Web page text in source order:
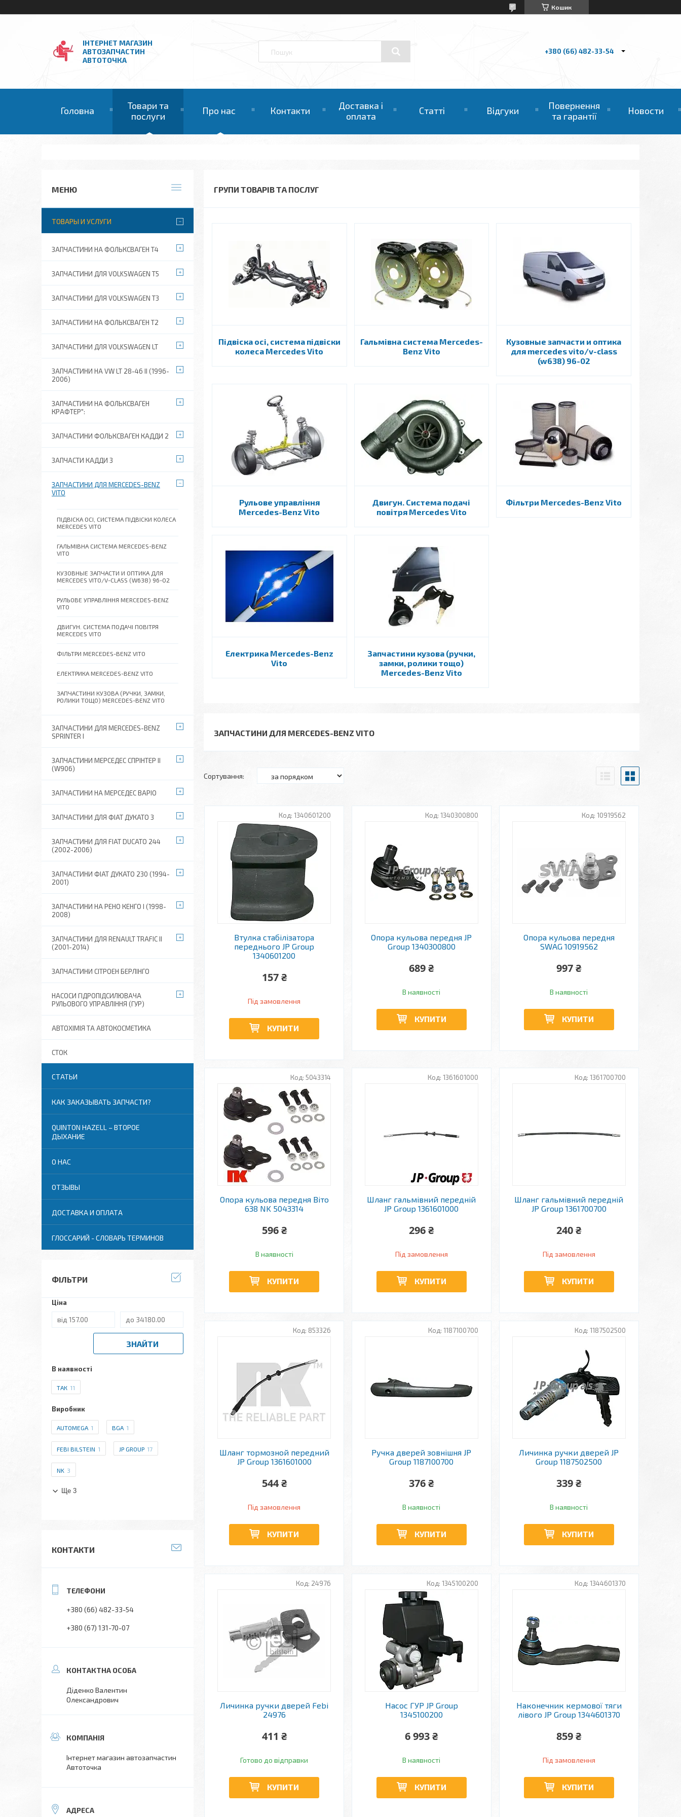
Кошик
ІНТЕРНЕТ МАГАЗИН
АВТОЗАПЧАСТИН
АВТОТОЧКА
+380 (66) 482-33-54
Головна
Товари та
послуги
Про нас Контакти
Доставка і
оплата
Статті Відгуки
Повернення
та гарантії
Новости
ГРУПИ ТОВАРІВ ТА ПОСЛУГ
Підвіска осі, система підвіски
колеса Mercedes Vito
Гальмівна система Mercedes-
Benz Vito
Кузовные запчасти и оптика
для mercedes vito/v-class
(w638) 96-02
Рульове управління
Mercedes-Benz Vito
Двигун. Система подачі
повітря Mercedes Vito
Фільтри Mercedes-Benz Vito
Електрика Mercedes-Benz
Vito
Запчастини кузова (ручки,
замки, ролики тощо)
Mercedes-Benz Vito
ЗАПЧАСТИНИ ДЛЯ MERCEDES-BENZ VITO
1340601200
Втулка стабілізатора
переднього JP Group
1340601200
157 ₴
Під замовлення
КУПИТИ
1340300800
Опора кульова передня JP
Group 1340300800
689 ₴
В наявності
КУПИТИ
10919562
Опора кульова передня
SWAG 10919562
997 ₴
В наявності
КУПИТИ
5043314
Опора кульова передня Віто
638 NK 5043314
596 ₴
В наявності
КУПИТИ
1361601000
Шланг гальмівний передній
JP Group 1361601000
296 ₴
Під замовлення
КУПИТИ
1361700700
Шланг гальмівний передній
JP Group 1361700700
240 ₴
Під замовлення
КУПИТИ
853326
Шланг тормозной передний
JP Group 1361601000
544 ₴
Під замовлення
КУПИТИ
1187100700
Ручка дверей зовнішня JP
Group 1187100700
376 ₴
В наявності
КУПИТИ
1187502500
Личинка ручки дверей JP
Group 1187502500
339 ₴
В наявності
КУПИТИ
24976
Личинка ручки дверей Febi
24976
411 ₴
Готово до відправки
КУПИТИ
1345100200
Насос ГУР JP Group
1345100200
6 993 ₴
В наявності
КУПИТИ
1344601370
Наконечник кермової тяги
лівого JP Group 1344601370
859 ₴
Під замовлення
КУПИТИ
ТОВАРЫ И УСЛУГИ
ЗАПЧАСТИНИ НА ФОЛЬКСВАГЕН Т4
ЗАПЧАСТИНИ ДЛЯ VOLKSWAGEN T5
ЗАПЧАСТИНИ ДЛЯ VOLKSWAGEN T3
ЗАПЧАСТИНИ НА ФОЛЬКСВАГЕН Т2
ЗАПЧАСТИНИ ДЛЯ VOLKSWAGEN LT
ЗАПЧАСТИНИ НА VW LT 28-46 II (1996-
2006)
ЗАПЧАСТИНИ НА ФОЛЬКСВАГЕН
КРАФТЕР":
ЗАПЧАСТИНИ ФОЛЬКСВАГЕН КАДДИ 2
ЗАПЧАСТИ КАДДИ 3
ЗАПЧАСТИНИ ДЛЯ MERCEDES-BENZ
VITO
ПІДВІСКА ОСІ, СИСТЕМА ПІДВІСКИ КОЛЕСА
MERCEDES VITO
ГАЛЬМІВНА СИСТЕМА MERCEDES-BENZ
VITO
КУЗОВНЫЕ ЗАПЧАСТИ И ОПТИКА ДЛЯ
MERCEDES VITO/V-CLASS (W638) 96-02
РУЛЬОВЕ УПРАВЛІННЯ MERCEDES-BENZ
VITO
ДВИГУН. СИСТЕМА ПОДАЧІ ПОВІТРЯ
MERCEDES VITO
ФІЛЬТРИ MERCEDES-BENZ VITO
ЕЛЕКТРИКА MERCEDES-BENZ VITO
ЗАПЧАСТИНИ КУЗОВА (РУЧКИ, ЗАМКИ,
РОЛИКИ ТОЩО) MERCEDES-BENZ VITO
ЗАПЧАСТИНИ ДЛЯ MERCEDES-BENZ
SPRINTER I
ЗАПЧАСТИНИ МЕРСЕДЕС СПРІНТЕР II
(W906)
ЗАПЧАСТИНИ НА МЕРСЕДЕС ВАРІО
ЗАПЧАСТИНИ ДЛЯ ФІАТ ДУКАТО 3
ЗАПЧАСТИНИ ДЛЯ FIAT DUCATO 244
(2002-2006)
ЗАПЧАСТИНИ ФІАТ ДУКАТО 230 (1994-
2001)
ЗАПЧАСТИНИ НА РЕНО КЕНГО I (1998-
2008)
ЗАПЧАСТИНИ ДЛЯ RENAULT TRAFIC II
(2001-2014)
ЗАПЧАСТИНИ СІТРОЕН БЕРЛІНГО
НАСОСИ ГІДРОПІДСИЛЮВАЧА
РУЛЬОВОГО УПРАВЛІННЯ (ГУР)
АВТОХІМІЯ ТА АВТОКОСМЕТИКА
СТОК
СТАТЬИ
КАК ЗАКАЗЫВАТЬ ЗАПЧАСТИ?
QUINTON HAZELL – ВТОРОЕ
ДЫХАНИЕ
О НАС
ОТЗЫВЫ
ДОСТАВКА И ОПЛАТА
ГЛОССАРИЙ - СЛОВАРЬ ТЕРМИНОВ
ФІЛЬТРИ
Ціна
ЗНАЙТИ
В наявності
ТАК 11
Виробник
AUTOMEGA 1 BGA 1
FEBI BILSTEIN 1 JP GROUP 17
NK 3
Ще 3
КОНТАКТИ
+380 (66) 482-33-54
+380 (67) 131-70-07
Діденко Валентин
Олександрович
Інтернет магазин автозапчастин
Автоточка